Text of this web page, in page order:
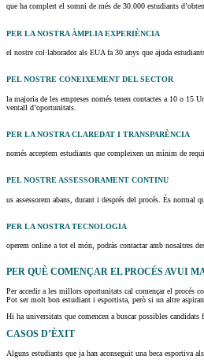
que ha complert el somni de més de 30.000 estudiants
PER LA NOSTRA ÀMPLIA EXPERIÈNCIA
el nostre col·laborador als EUA fa 30 anys que ajuda
PEL NOSTRE CONEIXEMENT DEL SECTOR
la majoria de les empreses només tenen contactes a 10 o 15
ventall d’oportunitats.
PER LA NOSTRA CLAREDAT I TRANSPARÈNCIA
només acceptem estudiants que compleixen un mínim de
PEL NOSTRE ASSESSORAMENT CONTINU
us assessorem abans, durant i després del procés. És normal
PER LA NOSTRA TECNOLOGIA
operem online a tot el món, podràs contactar amb nosaltres
PER QUÈ COMENÇAR EL PROCÉS AVUI
Per accedir a les millors oportunitats cal començar el procés
Pot ser molt bon estudiant i esportista, però si un altre
Hi ha universitats que comencen a buscar possibles
CASOS D’ÈXIT
Alguns estudiants que ja han aconseguit una beca esportiva